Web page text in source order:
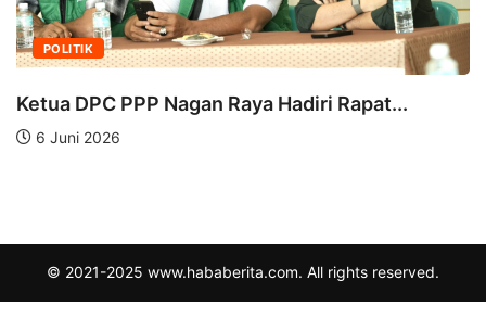
POLITIK
Ketua DPC PPP Nagan Raya Hadiri Rapat...
6 Juni 2026
© 2021-2025 www.hababerita.com. All rights reserved.